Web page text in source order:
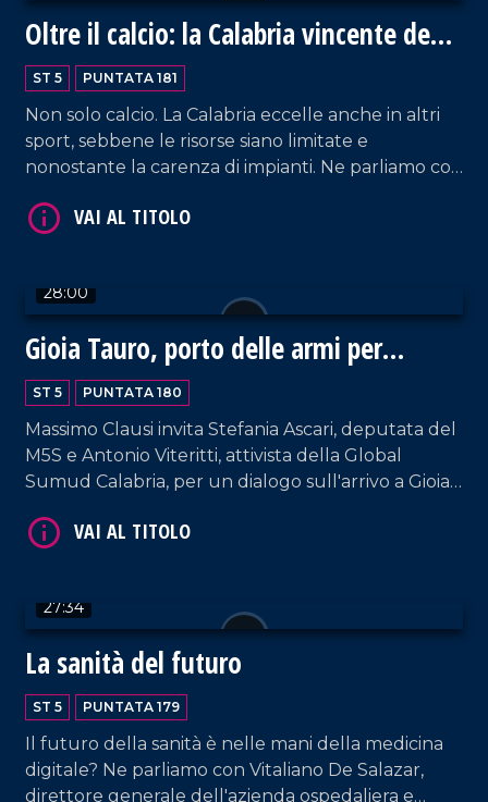
Oltre il calcio: la Calabria vincente degli
altri sport
ST 5 PUNTATA 181
Non solo calcio. La Calabria eccelle anche in altri
sport, sebbene le risorse siano limitate e
nonostante la carenza di impianti. Ne parliamo con
Basket Cosenza, e Billy Gurnari, direttore tecnico
28:00
Gioia Tauro, porto delle armi per
Israele?
ST 5 PUNTATA 180
Massimo Clausi invita Stefania Ascari, deputata del
M5S e Antonio Viteritti, attivista della Global
Sumud Calabria, per un dialogo sull'arrivo a Gioia
materiale atto a produrre armi per Israele.
27:34
La sanità del futuro
ST 5 PUNTATA 179
Il futuro della sanità è nelle mani della medicina
digitale? Ne parliamo con Vitaliano De Salazar,
direttore generale dell'azienda ospedaliera e
VAI AL TITOLO
VAI AL TITOLO
VAI AL TITOLO